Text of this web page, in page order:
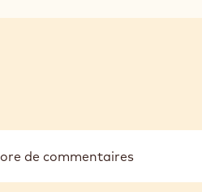
de commentaires